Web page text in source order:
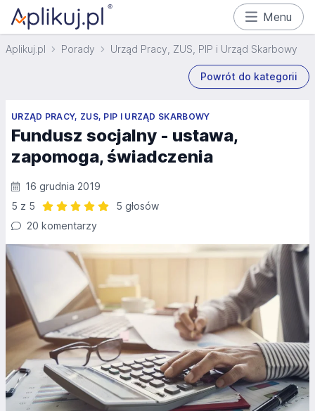
Menu
Aplikuj.pl Porady Urząd Pracy, ZUS, PIP i Urząd Skarbowy
Powrót do kategorii
URZĄD PRACY, ZUS, PIP I URZĄD SKARBOWY
Fundusz socjalny - ustawa,
zapomoga, świadczenia
16 grudnia 2019
5 z 5
5 głosów
20 komentarzy